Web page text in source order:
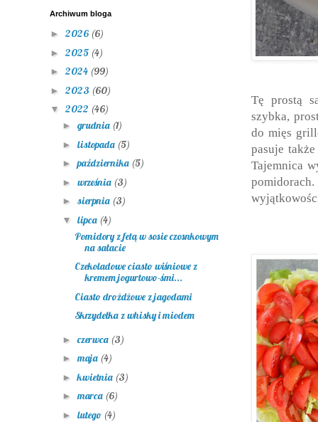
Tę prostą
szybka,
do mięs
pasuje
Tajemnica
Archiwum bloga
► 2026 (6)
► 2025 (4)
► 2024 (99)
► 2023 (60)
▼ 2022 (46)
► grudnia (1)
► listopada (5)
►października (5)
► września (3)
► sierpnia (3)
▼ lipca (4)
Pomidory z fetą w sosie czosnkowym
na sałacie
Czekoladowe ciasto wiśniowe z
kremem jogurtowo-śmi...
Ciasto drożdżowe z jagodami
Skrzydełka z whisky i miodem
►czerwca (3)
►maja (4)
►kwietnia (3)
►marca (6)
► lutego (4)